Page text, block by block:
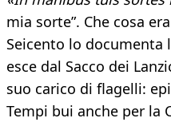
mia sorte”. Che cosa
Seicento lo documenta
esce dal Sacco dei
suo carico di flagelli:
Tempi bui anche per la